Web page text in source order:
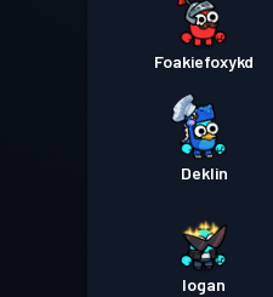
Foakiefoxykd
Deklin
Iogan